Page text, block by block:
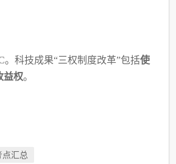
。科技成果“三权制度改革”包括使
益权。
点汇总